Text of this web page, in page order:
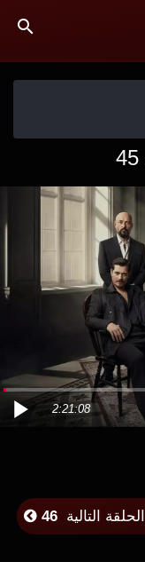
2:21:08
الحلقة التالية 46